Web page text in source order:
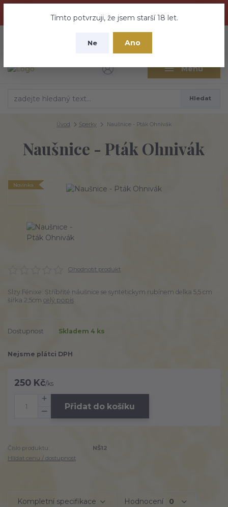
nebuďte vyděšeni zde najdete vše a ještě mnohem víc
Tímto potvrzuji, že jsem starší 18 let.
Ne Ano
Menu
CZK
Hledat
Úvod Šperky Naušnice - Pták Ohnivák
Naušnice - Pták Ohnivák
Novinka
Ohodnotit produkt
Slzy Fénixe: Stříbřité náušnice se syntetickym rubínem delka 5,5 cm
šířka 2,5cm celý popis
Dostupnost Skladem 4 ks
Nejsme plátci DPH
250 Kč/ks
Přidat do košíku
Číslo produktu:
NŠ12
Hlídat cenu / dostupnost
Kompletní specifikace Hodnocení 0